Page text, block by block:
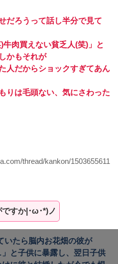
だろうって話し半分で見て
肉買えない貧乏人(笑)」と
かもそれが
人だからショックすぎてあん
りは毛頭ない、気にさわった
thread/kankon/1503655611
すか|･ω･*)ノ
いたら脳内お花畑の彼が
と子供に暴露し、翌日子供